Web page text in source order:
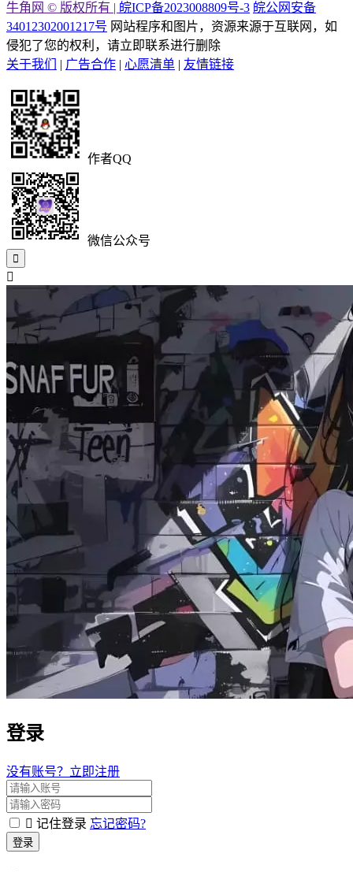
牛角网 © 版权所有 | 皖ICP备2023008809号-3 皖公网安备
34012302001217号 网站程序和图片，资源来源于互联网，如
侵犯了您的权利，请立即联系进行删除
关于我们
| 广告合作 | 心愿清单 | 友情链接
作者QQ
微信公众号
登录
没有账号？立即注册
记住登录 忘记密码?
登录